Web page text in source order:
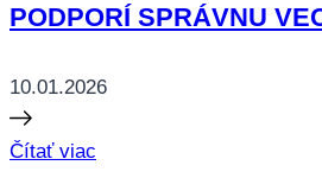
PODPORÍ SPRÁVNU
10.01.2026
Čítať viac